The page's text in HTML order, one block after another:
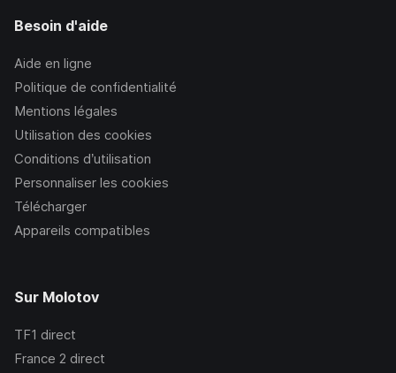
Besoin d'aide
Aide en ligne
Politique de confidentialité
Mentions légales
Utilisation des cookies
Conditions d’utilisation
Personnaliser les cookies
Télécharger
Appareils compatibles
Sur Molotov
TF1 direct
France 2 direct